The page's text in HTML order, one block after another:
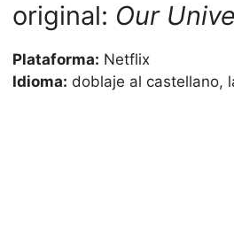
original: Our
Plataforma: Netflix
Idioma: doblaje al castellano,